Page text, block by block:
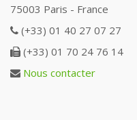
75003 Paris - France
(+33) 01 40 27 07 27
(+33) 01 70 24 76 14
Nous contacter